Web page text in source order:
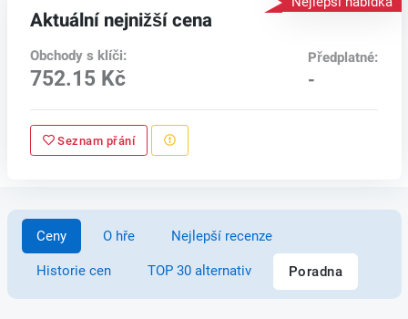
Aktuální nejnižší cena
Obchody s klíči:
752.15 Kč
Předplatné:
-
Seznam přání
Ceny O hře Nejlepší recenze
Historie cen TOP 30 alternativ Poradna